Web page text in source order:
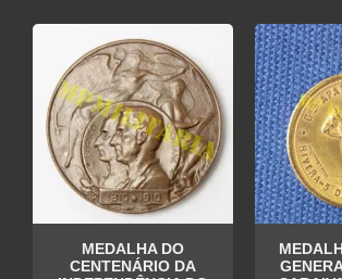
MEDALHA DO
CENTENÁRIO DA